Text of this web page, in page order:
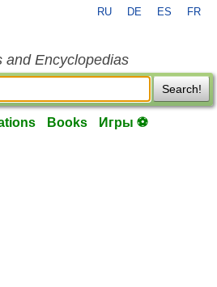
RU DE ES FR
and Encyclopedias
Search!
Books Игры ⚽